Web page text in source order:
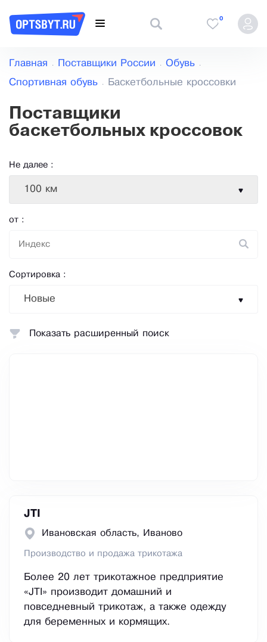
0
Главная Поставщики России Обувь
Спортивная обувь Баскетбольные кроссовки
Поставщики
баскетбольных кроссовок
Не далее :
100 км
от :
Сортировка :
Новые
JTI
Ивановская область, Иваново
Производство и продажа трикотажа
Более 20 лет трикотажное предприятие
«JTI» производит домашний и
повседневный трикотаж, а также одежду
для беременных и кормящих.
Показать расширенный поиск